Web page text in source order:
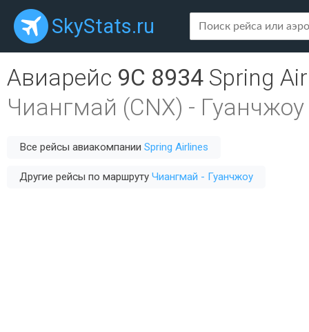
SkyStats.ru
Авиарейс 9C 8934 Spring
Чиангмай (CNX) - Гуанчжоу
Все рейсы авиакомпании Spring Airlines
Другие рейсы по маршруту Чиангмай - Гуанчжоу